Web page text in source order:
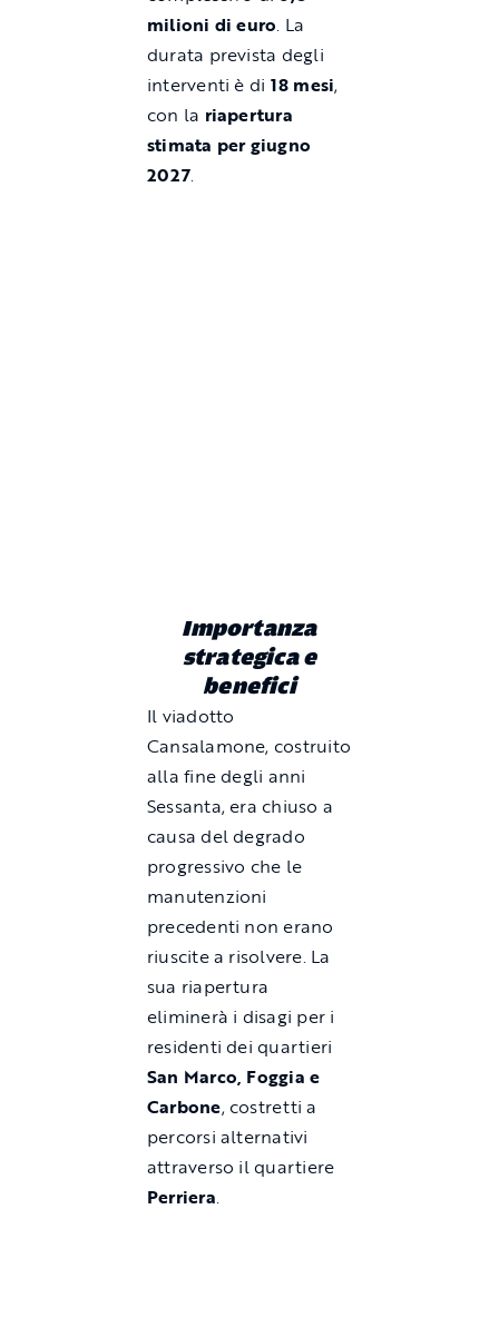
milioni di euro. La
durata prevista degli
interventi è di 18 mesi,
con la riapertura
stimata per giugno
2027.
Importanza
strategica e
benefici
Il viadotto
Cansalamone, costruito
alla fine degli anni
Sessanta, era chiuso a
causa del degrado
progressivo che le
manutenzioni
precedenti non erano
riuscite a risolvere. La
sua riapertura
eliminerà i disagi per i
residenti dei quartieri
San Marco, Foggia e
Carbone, costretti a
percorsi alternativi
attraverso il quartiere
Perriera.